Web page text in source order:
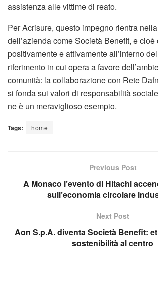
assistenza alle vittime di reato.
Per Acrisure, questo impegno rientra
dell’azienda come Società Benefit, e
positivamente e attivamente all’interno
riferimento in cui opera a favore
comunità: la collaborazione con Rete
si fonda sui valori di responsabilità
ne è un meraviglioso esempio.
Tags: home
Previous Post
A Monaco l’evento di Hitachi
sull’economia circolare
Next Post
Aon S.p.A. diventa Società Benefit:
sostenibilità al centro